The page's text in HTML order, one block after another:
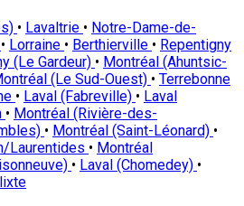
• Lavaltrie • Notre-Dame-de-
• Lorraine • Berthierville • Repentigny
(Le Gardeur) • Montréal (Ahuntsic-
(Le Sud-Ouest) • Terrebonne
• Laval (Fabreville) • Laval
• Montréal (Rivière-des-
• Montréal (Saint-Léonard) •
Laurentides • Montréal
• Laval (Chomedey) •